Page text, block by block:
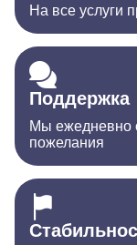
На все услуги
Поддержка
Мы ежедневно
пожелания